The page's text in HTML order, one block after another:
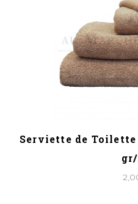
Serviette de Toilette
gr/